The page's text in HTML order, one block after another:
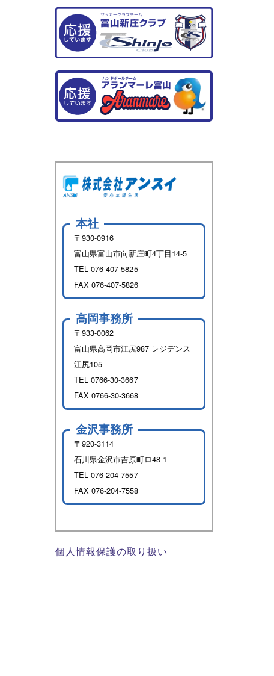
本社
〒930-0916
富山県富山市向新庄町4丁目14-5
TEL 076-407-5825
FAX 076-407-5826
高岡事務所
〒933-0062
富山県高岡市江尻987 レジデンス
江尻105
TEL 0766-30-3667
FAX 0766-30-3668
金沢事務所
〒920-3114
石川県金沢市吉原町ロ48-1
TEL 076-204-7557
FAX 076-204-7558
個人情報保護の取り扱い